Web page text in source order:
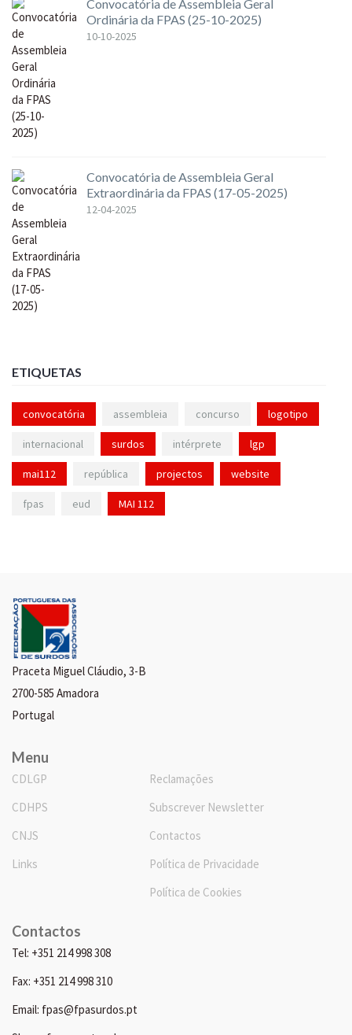
Convocatória de Assembleia Geral
Ordinária da FPAS (25-10-2025)
10-10-2025
Convocatória de Assembleia Geral
Extraordinária da FPAS (17-05-2025)
12-04-2025
ETIQUETAS
convocatória assembleia concurso logotipo
internacional surdos intérprete lgp
mai112 república projectos website
fpas eud MAI 112
Praceta Miguel Cláudio, 3-B
2700-585 Amadora
Portugal
Menu
CDLGP
CDHPS
CNJS
Links
Reclamações
Subscrever Newsletter
Contactos
Política de Privacidade
Política de Cookies
Contactos
Tel: +351 214 998 308
Fax: +351 214 998 310
Email: fpas@fpasurdos.pt